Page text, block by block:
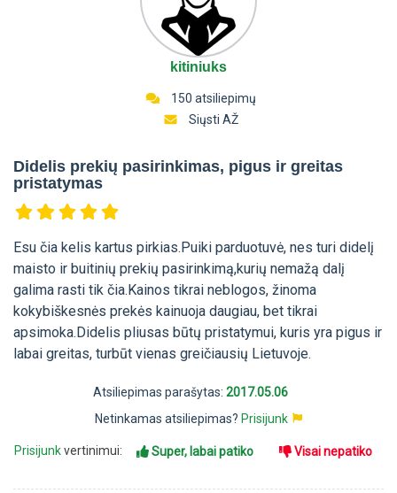
kitiniuks
150 atsiliepimų
Siųsti AŽ
Didelis prekių pasirinkimas, pigus ir greitas
pristatymas
Esu čia kelis kartus pirkias.Puiki parduotuvė, nes turi didelį
maisto ir buitinių prekių pasirinkimą,kurių nemažą dalį
galima rasti tik čia.Kainos tikrai neblogos, žinoma
kokybiškesnės prekės kainuoja daugiau, bet tikrai
apsimoka.Didelis pliusas būtų pristatymui, kuris yra pigus ir
labai greitas, turbūt vienas greičiausių Lietuvoje.
Atsiliepimas parašytas: 2017.05.06
Netinkamas atsiliepimas? Prisijunk
Prisijunkvertinimui: Super, labai patiko Visai nepatiko